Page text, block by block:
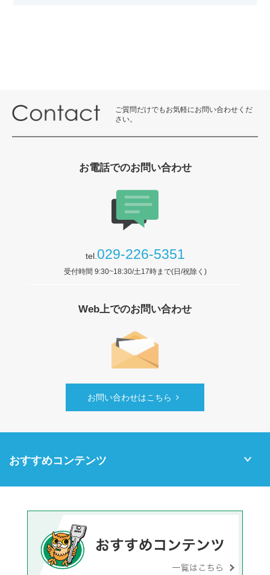
ご質問だけでもお気軽にお問い合わせくだ
さい。
お電話でのお問い合わせ
tel. 029-226-5351
受付時間 9:30~18:30/土17時まで(日/祝除く)
Web上でのお問い合わせ
お問い合わせはこちら
おすすめコンテンツ